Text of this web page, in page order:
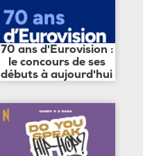
70 ans d'Eurovision :
le concours de ses
débuts à aujourd'hui